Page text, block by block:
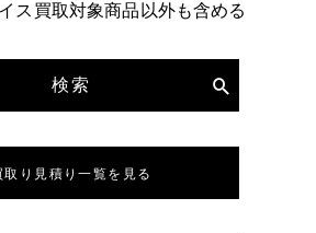
ス買取対象商品以外も含める
検索
取り見積り一覧を見る